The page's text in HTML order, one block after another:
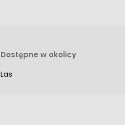
Dostępne w okolicy
Las